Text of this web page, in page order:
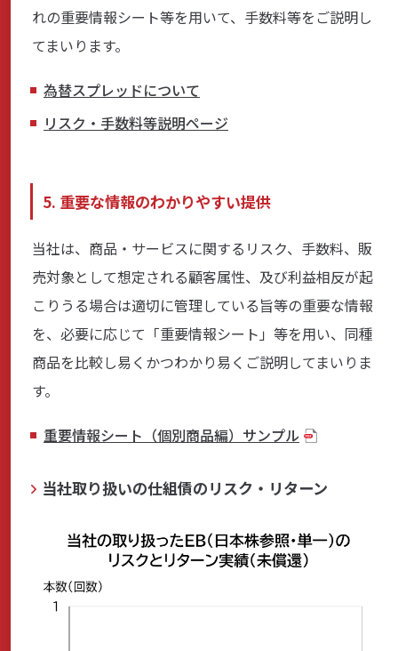
れの重要情報シート等を用いて、手数料等をご説明し
てまいります。
為替スプレッドについて
リスク・手数料等説明ページ
5. 重要な情報のわかりやすい提供
当社は、商品・サービスに関するリスク、手数料、販
売対象として想定される顧客属性、及び利益相反が起
こりうる場合は適切に管理している旨等の重要な情報
を、必要に応じて「重要情報シート」等を用い、同種
商品を比較し易くかつわかり易くご説明してまいりま
す。
重要情報シート（個別商品編）サンプル
当社取り扱いの仕組債のリスク・リターン